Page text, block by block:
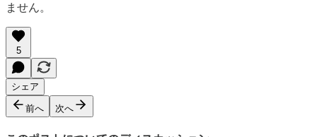
ません。
5
シェア
前へ 次へ